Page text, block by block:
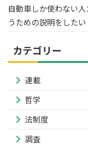
自動車しか使わない
うための説明をしたい
カテゴリー
連載
哲学
法制度
調査